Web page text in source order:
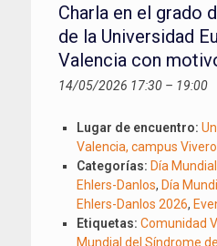
Charla en el grado
de la Universidad
Valencia con
14/05/2026 17:30 – 19:00
Lugar de encuentro:
Valencia, campus
Categorías: Día
Ehlers-Danlos, Día
Ehlers-Danlos 2026,
Etiquetas: Comunidad
Mundial del Síndrome